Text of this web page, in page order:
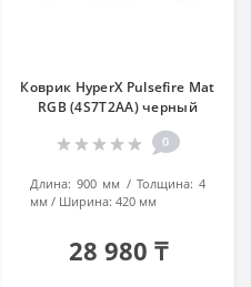
Коврик HyperX Pulsefire Mat
RGB (4S7T2AA) черный
0
Длина: 900 мм Толщина: 4
мм
Ширина: 420 мм
28 980 ₸